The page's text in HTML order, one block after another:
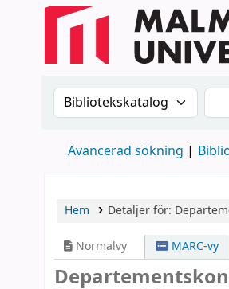
Sök i katalogen efter:
Avancerad sökning
Hem Detaljer för:
Normalvy MARC-vy